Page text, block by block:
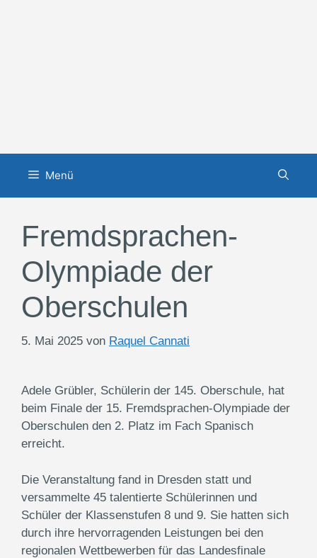
Menü
Fremdsprachen-
Olympiade der
Oberschulen
5. Mai 2025 von Raquel Cannati
Adele Grübler, Schülerin der 145. Oberschule, hat
beim Finale der 15. Fremdsprachen-Olympiade der
Oberschulen den 2. Platz im Fach Spanisch
erreicht.
Die Veranstaltung fand in Dresden statt und
versammelte 45 talentierte Schülerinnen und
Schüler der Klassenstufen 8 und 9. Sie hatten sich
durch ihre hervorragenden Leistungen bei den
regionalen Wettbewerben für das Landesfinale